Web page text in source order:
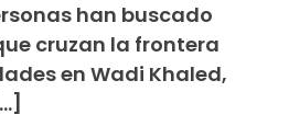
han buscado
cruzan la frontera
en Wadi Khaled,